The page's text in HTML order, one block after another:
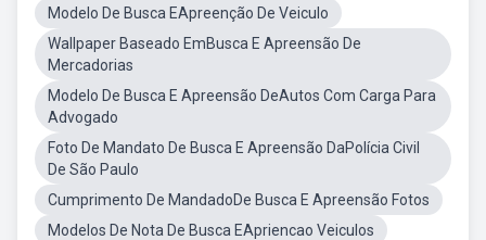
Modelo De Busca EApreenção De Veiculo
Wallpaper Baseado EmBusca E Apreensão De
Mercadorias
Modelo De Busca E Apreensão DeAutos Com Carga Para
Advogado
Foto De Mandato De Busca E Apreensão DaPolícia Civil
De São Paulo
Cumprimento De MandadoDe Busca E Apreensão Fotos
Modelos De Nota De Busca EApriencao Veiculos